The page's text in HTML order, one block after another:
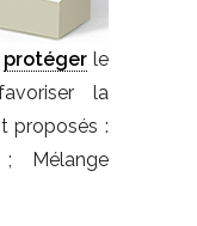
protéger le
la
proposés :
Mélange